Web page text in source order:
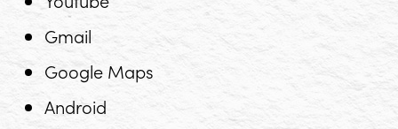
Gmail
Google Maps
Android